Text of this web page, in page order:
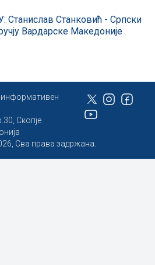
Станислав Станковић - Српски
Вардарске Македоније
информативен
Скопје
Сва права задржана.